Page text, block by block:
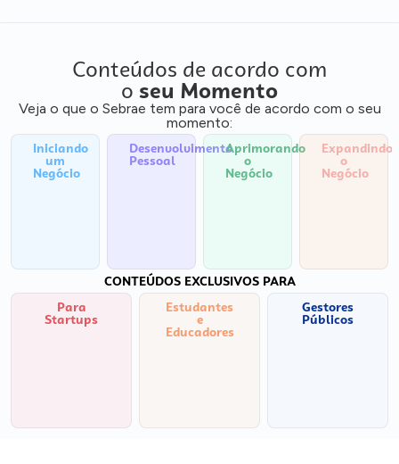
Conteúdos de acordo com
o seu Momento
Veja o que o Sebrae tem para você de acordo com o seu
momento:
Iniciando
um
Negócio
Desenvolvimento
Pessoal
Aprimorando
o
Negócio
Expandindo
o
Negócio
CONTEÚDOS EXCLUSIVOS PARA
Para
Startups
Estudantes
e
Educadores
Gestores
Públicos